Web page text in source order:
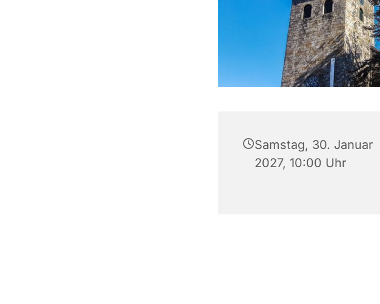
Samstag, 30. Januar
2027, 10:00 Uhr